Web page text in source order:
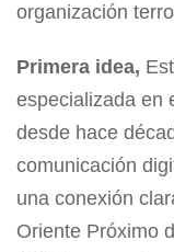
organización
Primera idea,
especializada en
desde hace
comunicación
una conexión
Oriente Próximo